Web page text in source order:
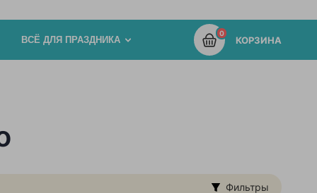
0
КОРЗИНА
ВСЁ ДЛЯ ПРАЗДНИКА
Фильтры